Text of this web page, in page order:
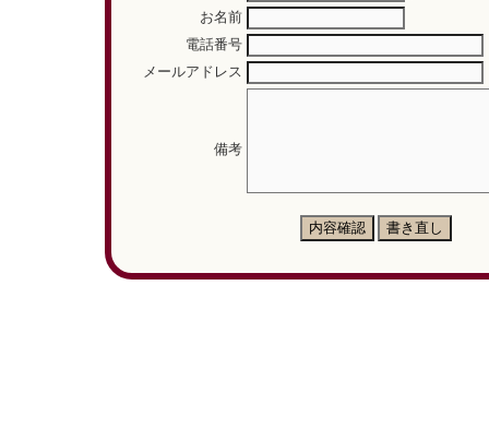
お名前
電話番号
メールアドレス
備考